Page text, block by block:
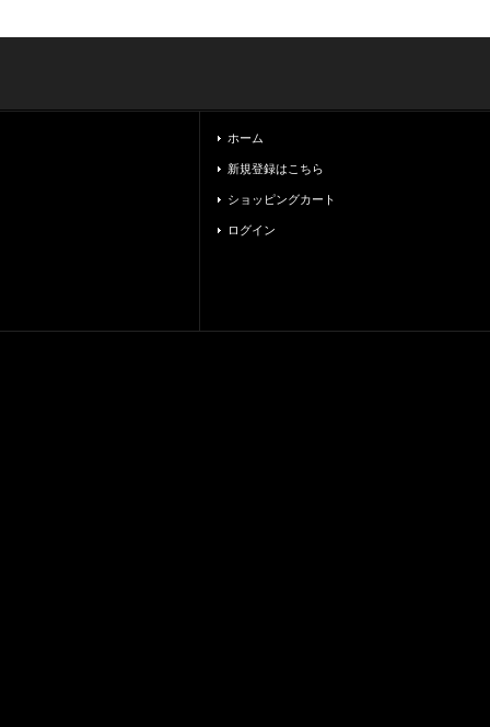
ホーム
新規登録はこちら
ショッピングカート
ログイン